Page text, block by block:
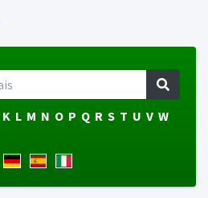
K L M N O P Q R S T U V W